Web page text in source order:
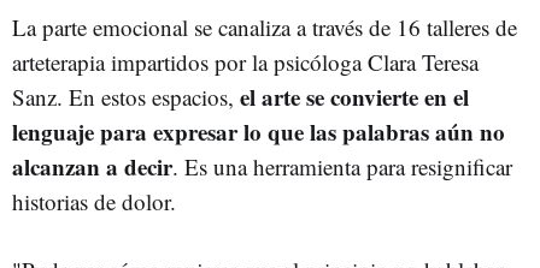
La parte emocional se canaliza a través de 16 talleres de
arteterapia impartidos por la psicóloga Clara Teresa
Sanz. En estos espacios, el arte se convierte en el
lenguaje para expresar lo que las palabras aún no
alcanzan a decir. Es una herramienta para resignificar
historias de dolor.